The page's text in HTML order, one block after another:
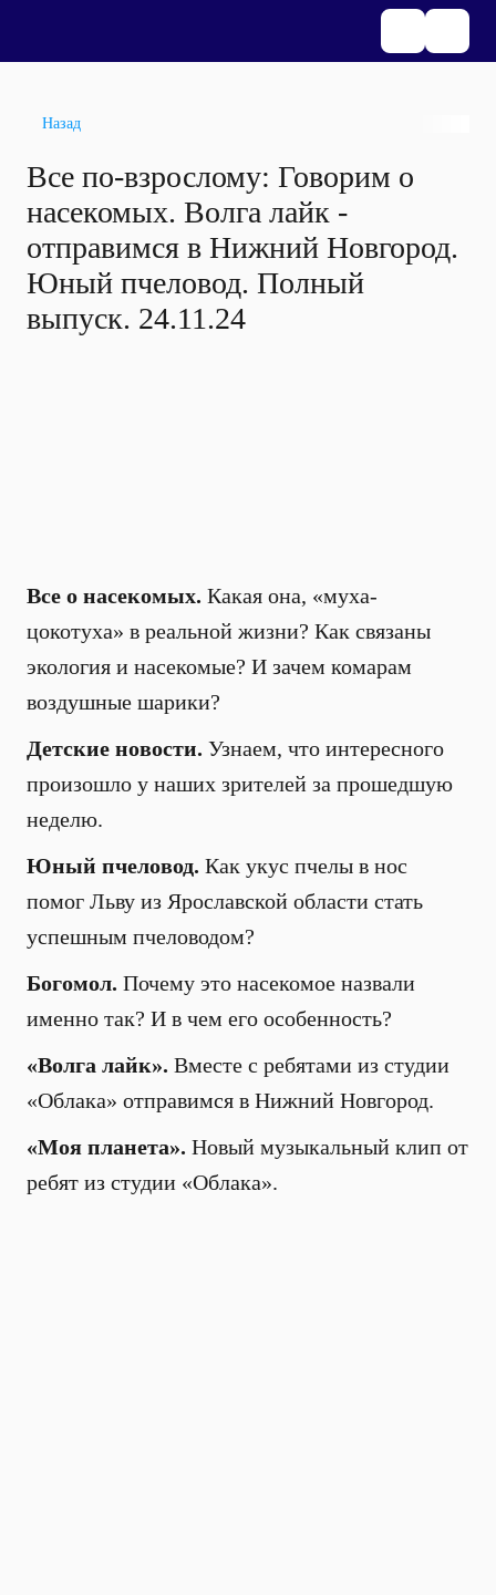
Назад
Все по-взрослому: Говорим о
насекомых. Волга лайк -
отправимся в Нижний Новгород.
Юный пчеловод. Полный
выпуск. 24.11.24
Все о насекомых. Какая она, «муха-
цокотуха» в реальной жизни? Как связаны
экология и насекомые? И зачем комарам
воздушные шарики?
Детские новости. Узнаем, что интересного
произошло у наших зрителей за прошедшую
неделю.
Юный пчеловод. Как укус пчелы в нос
помог Льву из Ярославской области стать
успешным пчеловодом?
Богомол. Почему это насекомое назвали
именно так? И в чем его особенность?
«Волга лайк». Вместе с ребятами из студии
«Облака» отправимся в Нижний Новгород.
«Моя планета». Новый музыкальный клип от
ребят из студии «Облака».